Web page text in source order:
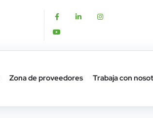
Zona de proveedores Trabaja con